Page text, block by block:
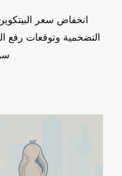
التضخمية وتوقعات رفع